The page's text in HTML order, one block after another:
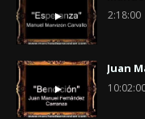
2:18:00
Juan